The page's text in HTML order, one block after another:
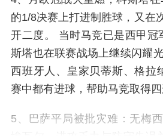
的1/8决赛上打进制胜球，又在
开二度。 当时马竞已是西甲冠
斯塔也在联赛战场上继续闪耀
西班牙人、皇家贝蒂斯、格拉
赛中都有进球，帮助马竞取得四
5、巴萨平局被批灾难：无梅